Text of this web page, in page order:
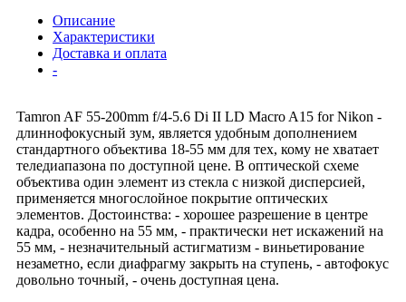
Описание
Характеристики
Доставка и оплата
-
Tamron AF 55-200mm f/4-5.6 Di II LD Macro A15 for Nikon -
длиннофокусный зум, является удобным дополнением
стандартного объектива 18-55 мм для тех, кому не хватает
теледиапазона по доступной цене. В оптической схеме
объектива один элемент из стекла с низкой дисперсией,
применяется многослойное покрытие оптических
элементов. Достоинства: - хорошее разрешение в центре
кадра, особенно на 55 мм, - практически нет искажений на
55 мм, - незначительный астигматизм - виньетирование
незаметно, если диафрагму закрыть на ступень, - автофокус
довольно точный, - очень доступная цена.